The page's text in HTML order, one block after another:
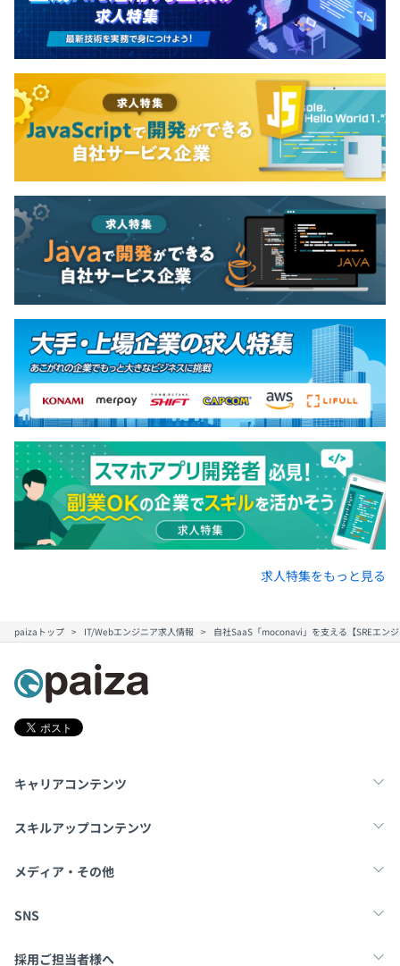
◎エンジニアが評価する体制で、自身のキャリア・スキル
アップができる環境が整っています。
・半期毎に目標の設定と振り返りを実施。​バリューに沿っ
た「コンピテンシー評価」（月給に反映）と「MBO評価
（賞与に反映）」をおこなっています。
・評価にと一緒にスキルマップを運用しています。
・テックリード、プロジェクトマネジャー、エンジニアリ
ングマネジャー、生涯プログラマーなスペシャリスト、プ
ロダクトマネジャーなど、キャリアは希望に合わせて柔軟
に対応します。
全社員数：91名（2025年4月時点）
チームの構成は全員で４名となっており、リーダー（男
性）、メンバー4名（男性2名、女性1名）
開発は1チーム4〜5名体制チーム制で、リーダーを中心に
動いています。
間に縛られることなく働けています。
フォーマンスや問題点をいち早く見つけられるような体制
求人特集をもっと見る
paizaトップ IT/Webエンジニア求人情報 自社SaaS「moconavi」を支える【SREエン
キャリアコンテンツ
転職・キャリア
スキルアップコンテンツ
学習
メディア・その他
Tech Team Journal
SNS
X
採用ご担当者様へ